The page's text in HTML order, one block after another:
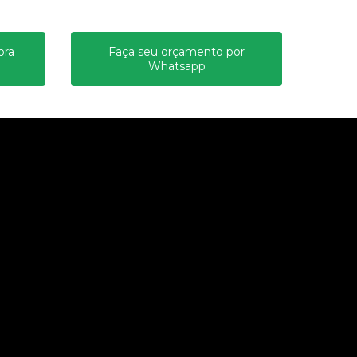
Faça seu orçamento por
Whatsapp